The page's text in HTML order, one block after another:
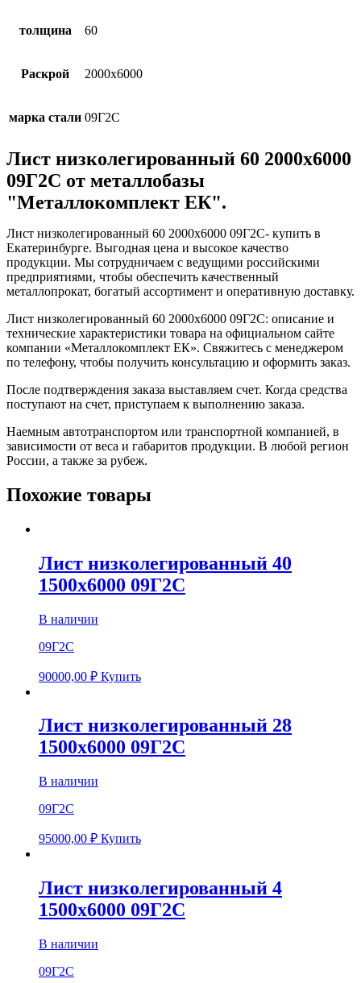
толщина 60
Раскрой 2000х6000
марка стали 09Г2С
Лист низколегированный 60 2000х6000
09Г2С от металлобазы
"Металлокомплект ЕК".
Лист низколегированный 60 2000х6000 09Г2С- купить в
Екатеринбурге. Выгодная цена и высокое качество
продукции. Мы сотрудничаем с ведущими российскими
предприятиями, чтобы обеспечить качественный
металлопрокат, богатый ассортимент и оперативную доставку.
Лист низколегированный 60 2000х6000 09Г2С: описание и
технические характеристики товара на официальном сайте
компании «Металлокомплект ЕК». Свяжитесь с менеджером
по телефону, чтобы получить консультацию и оформить заказ.
После подтверждения заказа выставляем счет. Когда средства
поступают на счет, приступаем к выполнению заказа.
Наемным автотранспортом или транспортной компанией, в
зависимости от веса и габаритов продукции. В любой регион
России, а также за рубеж.
Похожие товары
Лист низколегированный 40
1500х6000 09Г2С
В наличии
09Г2С
90000,00 ₽ Купить
Лист низколегированный 28
1500х6000 09Г2С
В наличии
09Г2С
95000,00 ₽ Купить
Лист низколегированный 4
1500х6000 09Г2С
В наличии
09Г2С